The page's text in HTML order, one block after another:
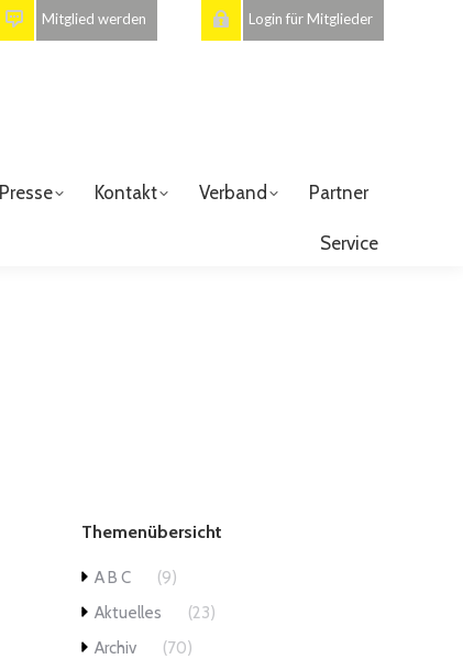
Mitglied werden Login für Mitglieder
Presse Kontakt Verband Partner
Service
Themenübersicht
A B C
(9)
Aktuelles
(23)
Archiv
(70)